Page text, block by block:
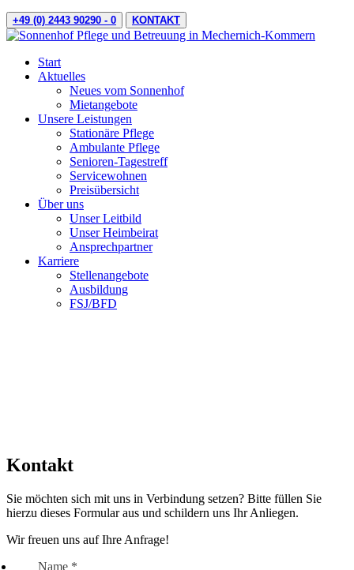
+49 (0) 2443 90290 - 0 KONTAKT
Start
Aktuelles
Neues vom Sonnenhof
Mietangebote
Unsere Leistungen
Stationäre Pflege
Ambulante Pflege
Senioren-Tagestreff
Servicewohnen
Preisübersicht
Über uns
Unser Leitbild
Unser Heimbeirat
Ansprechpartner
Karriere
Stellenangebote
Ausbildung
FSJ/BFD
Kontakt
Sie möchten sich mit uns in Verbindung setzen? Bitte füllen Sie
hierzu dieses Formular aus und schildern uns Ihr Anliegen.
Wir freuen uns auf Ihre Anfrage!
Name *